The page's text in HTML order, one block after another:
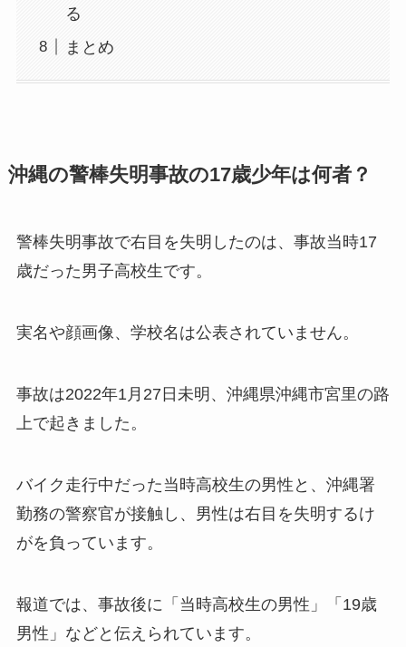
る
まとめ
沖縄の警棒失明事故の17歳少年は何者？
警棒失明事故で右目を失明したのは、事故当時17
歳だった男子高校生です。
実名や顔画像、学校名は公表されていません。
事故は2022年1月27日未明、沖縄県沖縄市宮里の路
上で起きました。
バイク走行中だった当時高校生の男性と、沖縄署
勤務の警察官が接触し、男性は右目を失明するけ
がを負っています。
報道では、事故後に「当時高校生の男性」「19歳
男性」などと伝えられています。